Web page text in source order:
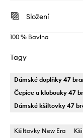
Složení
100 % Bavlna
Tagy
Dámské doplňky 47
Čepice a klobouky 47
Dámské kšiltovky 47
Kšiltovky New Era